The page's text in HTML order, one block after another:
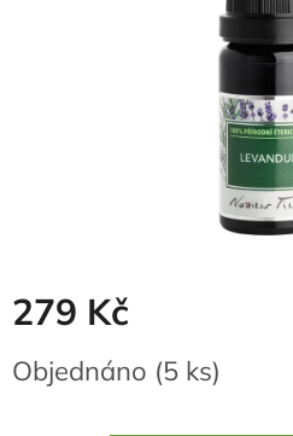
279 Kč
Měrná
cena:
Objednáno (5 ks)